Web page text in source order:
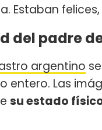
Estaban felices,
del padre
argentino
entero. Las
su estado